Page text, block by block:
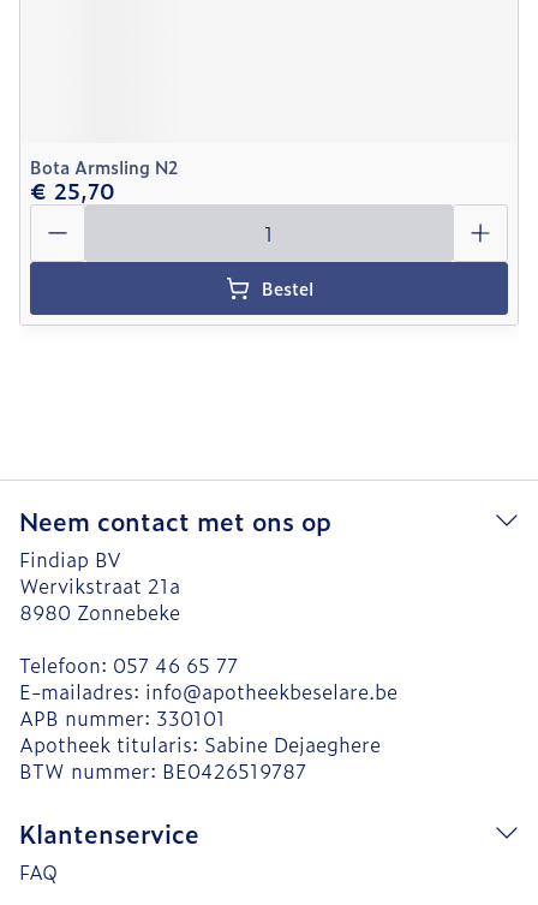
Bota Armsling N2
€ 25,70
Aantal
Bestel
Neem contact met ons op
Findiap BV
Wervikstraat 21a
8980 Zonnebeke
Telefoon: 057 46 65 77
E-mailadres: info@apotheekbeselare.be
APB nummer: 330101
Apotheek titularis: Sabine Dejaeghere
BTW nummer: BE0426519787
Klantenservice
FAQ